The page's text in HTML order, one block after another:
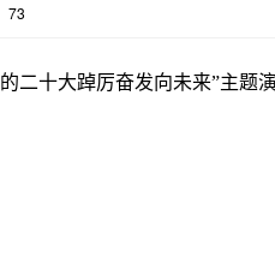
73
二十大踔厉奋发向未来”主题